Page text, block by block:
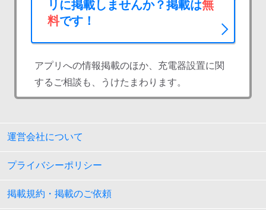
リに掲載しませんか？掲載は無
料です！
アプリへの情報掲載のほか、充電器設置に関
するご相談も、うけたまわります。
運営会社について
プライバシーポリシー
掲載規約・掲載のご依頼